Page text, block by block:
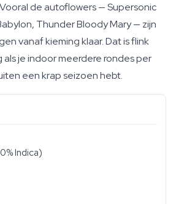
de autoflowers — Supersonic
Thunder Bloody Mary — zijn
vanaf kieming klaar. Dat is flink
je indoor meerdere rondes per
een krap seizoen hebt.
Indica)